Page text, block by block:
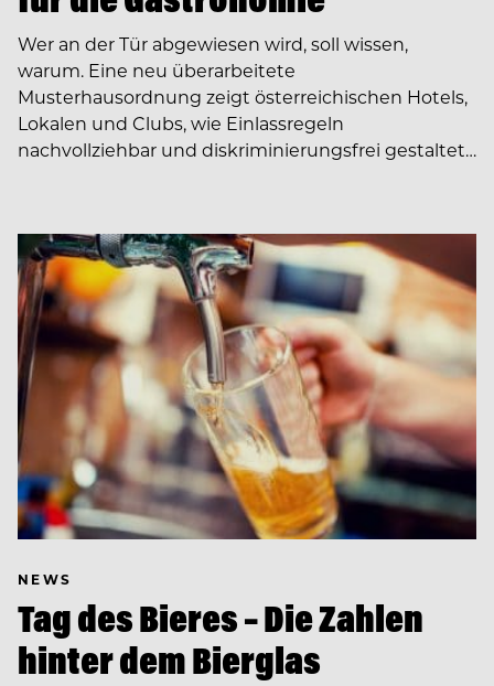
Wer an der Tür abgewiesen wird, soll wissen,
warum. Eine neu überarbeitete
Musterhausordnung zeigt österreichischen Hotels,
Lokalen und Clubs, wie Einlassregeln
nachvollziehbar und diskriminierungsfrei gestaltet…
NEWS
Tag des Bieres – Die Zahlen
hinter dem Bierglas